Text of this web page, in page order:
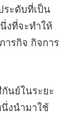
ระดับที่เป็น
งที่จะทำให้
ารกิจ กิจการ
นย์ในระยะ
งนำมาใช้